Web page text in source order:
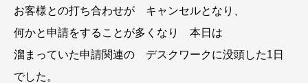
お客様との打ち合わせが キャンセルとなり、
何かと申請をすることが多くなり 本日は
溜まっていた申請関連の デスクワークに没頭した1日
でした。